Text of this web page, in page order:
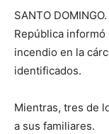
SANTO
República
incendio en la
identificados.
Mientras, tres de
a sus familiares.